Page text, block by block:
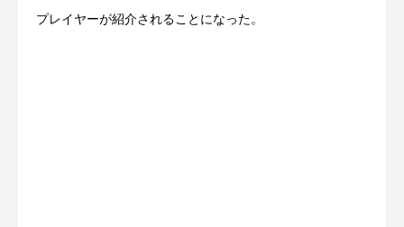
プレイヤーが紹介されることになった。